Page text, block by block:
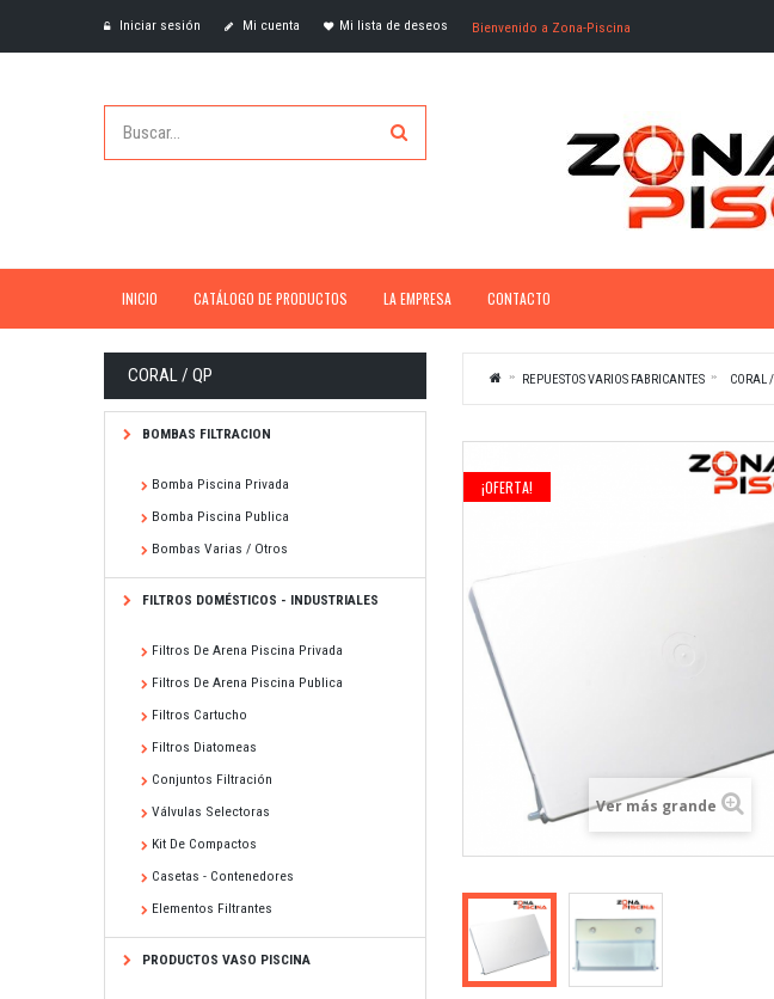
Iniciar sesión Mi cuenta Mi lista de deseos Bienvenido a Zona-Piscina
INICIO CATÁLOGO DE PRODUCTOS LA EMPRESA CONTACTO
CORAL / QP
BOMBAS FILTRACION
Bomba Piscina Privada
Bomba Piscina Publica
Bombas Varias / Otros
FILTROS DOMÉSTICOS - INDUSTRIALES
Filtros De Arena Piscina Privada
Filtros De Arena Piscina Publica
Filtros Cartucho
Filtros Diatomeas
Conjuntos Filtración
Válvulas Selectoras
Kit De Compactos
Casetas - Contenedores
Elementos Filtrantes
PRODUCTOS VASO PISCINA
REPUESTOS VARIOS FABRICANTES CORAL
¡OFERTA!
Ver más grande